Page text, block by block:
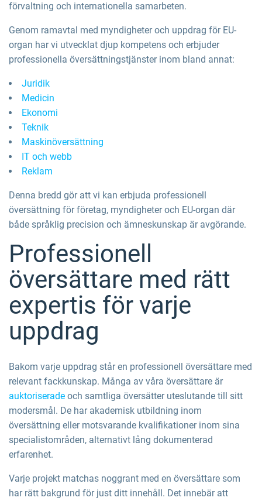
förvaltning och internationella samarbeten.
Genom ramavtal med myndigheter och uppdrag för EU-
organ har vi utvecklat djup kompetens och erbjuder
professionella översättningstjänster inom bland annat:
Juridik
Medicin
Ekonomi
Teknik
Maskinöversättning
IT och webb
Reklam
Denna bredd gör att vi kan erbjuda professionell
översättning för företag, myndigheter och EU-organ där
både språklig precision och ämneskunskap är avgörande.
Professionell
översättare med rätt
expertis för varje
uppdrag
Bakom varje uppdrag står en professionell översättare med
relevant fackkunskap. Många av våra översättare är
auktoriserade och samtliga översätter uteslutande till sitt
modersmål. De har akademisk utbildning inom
översättning eller motsvarande kvalifikationer inom sina
specialistområden, alternativt lång dokumenterad
erfarenhet.
Varje projekt matchas noggrant med en översättare som
har rätt bakgrund för just ditt innehåll. Det innebär att